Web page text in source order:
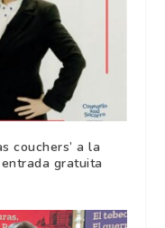
couchers’ a la
gratuita